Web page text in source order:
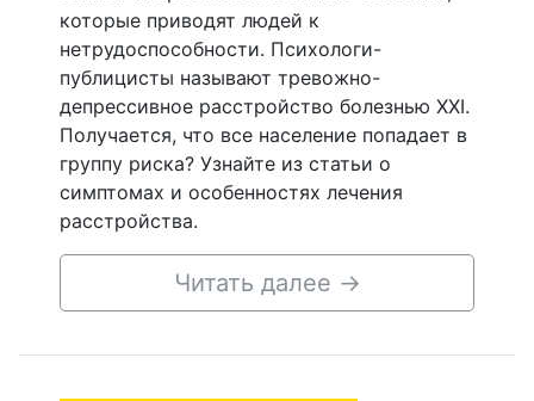
которые приводят людей к
нетрудоспособности. Психологи-
публицисты называют тревожно-
депрессивное расстройство болезнью XXI.
Получается, что все население попадает в
группу риска? Узнайте из статьи о
симптомах и особенностях лечения
расстройства.
Читать далее →